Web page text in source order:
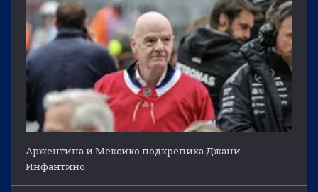
Аржентина и Мексико подкрепиха Джани
Инфантино